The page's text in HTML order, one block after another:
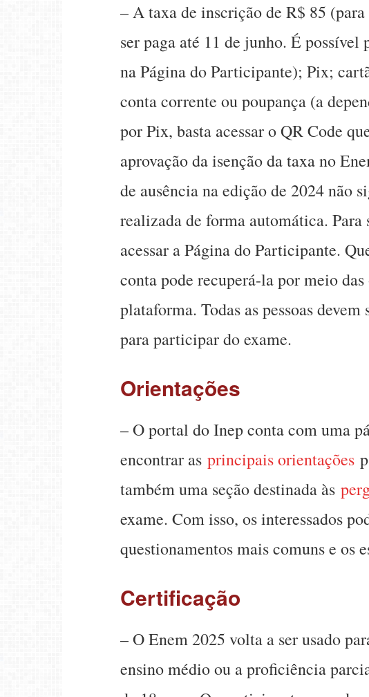
– A taxa de inscrição de R$ 85
ser paga até 11 de junho. É
na Página do Participante); Pix;
conta corrente ou poupança (a
por Pix, basta acessar o QR Code
aprovação da isenção da taxa no
de ausência na edição de 2024 não
realizada de forma automática. Para
acessar a Página do Participante.
conta pode recuperá-la por meio
plataforma. Todas as pessoas
para participar do exame.
Orientações
– O portal do Inep conta com uma
encontrar as principais orientações
também uma seção destinada às
exame. Com isso, os interessados
questionamentos mais comuns e os
Certificação
– O Enem 2025 volta a ser usado
ensino médio ou a proficiência